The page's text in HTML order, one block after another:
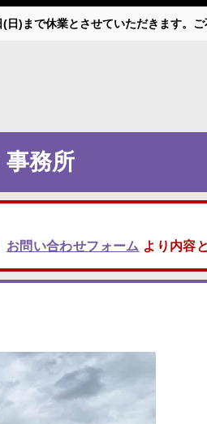
)まで休業とさせていただきます。
事務所
お問い合わせフォーム より内容